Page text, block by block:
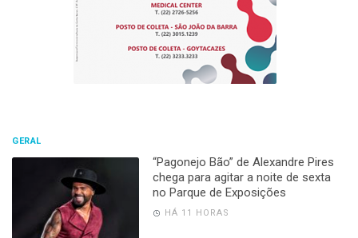
GERAL
“Pagonejo Bão” de Alexandre Pires
chega para agitar a noite de sexta
no Parque de Exposições
HÁ 11 HORAS